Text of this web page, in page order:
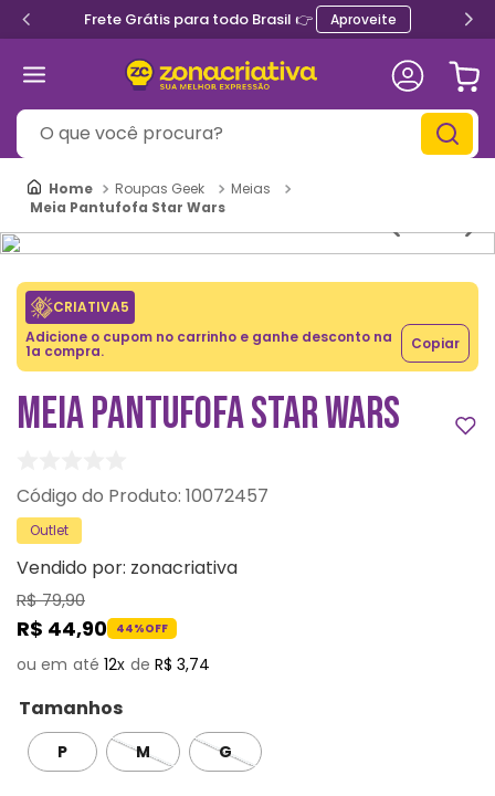
Frete Grátis para todo Brasil 👉 Aproveite
O que você procura?
Roupas Geek
Meias
Meia Pantufofa Star Wars
CRIATIVA5
Adicione o cupom no carrinho e ganhe desconto na
1a compra. Copiar
MEIA PANTUFOFA STAR WARS
: 10072457
Outlet
Vendido por: zonacriativa
R$79,90
R$ 44,90 44%OFF
12 R$ 3,74
Tamanhos
P M G